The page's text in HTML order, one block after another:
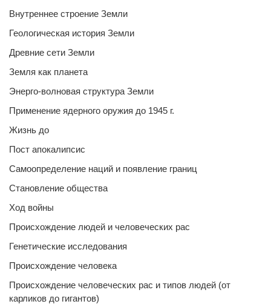
Внутреннее строение Земли
Геологическая история Земли
Древние сети Земли
Земля как планета
Энерго-волновая структура Земли
Применение ядерного оружия до 1945 г.
Жизнь до
Пост апокалипсис
Самоопределение наций и появление границ
Становление общества
Ход войны
Происхождение людей и человеческих рас
Генетические исследования
Происхождение человека
Происхождение человеческих рас и типов людей (от
карликов до гигантов)